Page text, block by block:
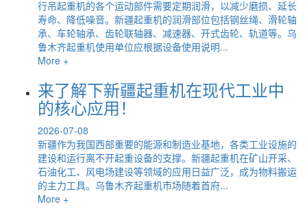
行吊起重机的各个运动部件需要定期润滑，以减少磨损、延长
寿命、降低噪音。新疆起重机的润滑部位包括钢丝绳、滑轮轴
承、车轮轴承、齿轮联轴器、减速器、开式齿轮、轨道等。乌
鲁木齐起重机使用单位应根据设备使用说明...
More +
来了解下新疆起重机在现代工业中
的核心应用！
2026-07-08
新疆作为我国西部重要的能源和制造业基地，各类工业设施的
建设和运行离不开起重设备的支撑。新疆起重机在矿山开采、
石油化工、风电场建设等领域的应用日益广泛，成为物料搬运
的主力工具。乌鲁木齐起重机市场随着首府...
More +